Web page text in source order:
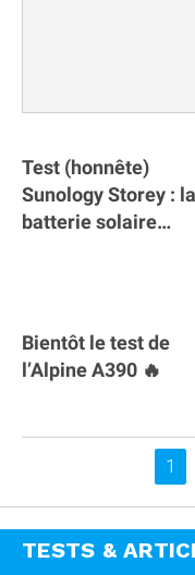
Test (honnête)
Sunology Storey : la
batterie solaire
Bientôt le test de
l’Alpine A390 🔥
1
TESTS &